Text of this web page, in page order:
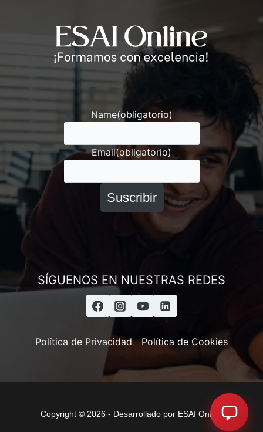
Name(obligatorio)
Email(obligatorio)
Suscribir
SÍGUENOS EN NUESTRAS REDES
Política de Privacidad Política de Cookies
Copyright © 2026 - Desarrollado por ESAI Online